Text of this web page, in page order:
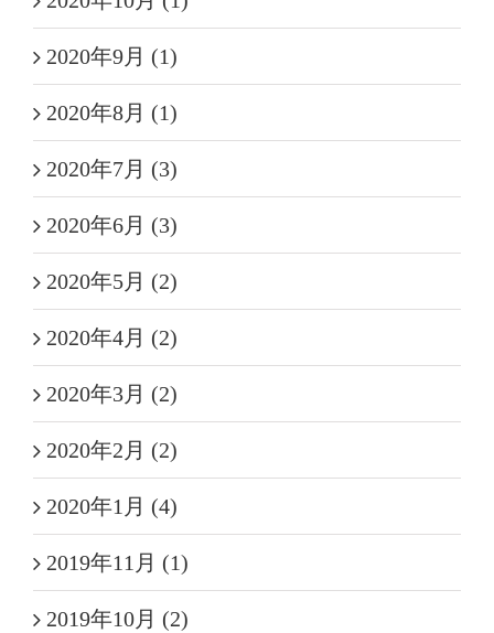
2020年9月 (1)
2020年8月 (1)
2020年7月 (3)
2020年6月 (3)
2020年5月 (2)
2020年4月 (2)
2020年3月 (2)
2020年2月 (2)
2020年1月 (4)
2019年11月 (1)
2019年10月 (2)